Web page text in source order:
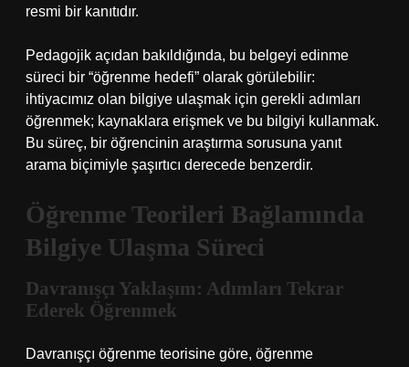
resmi bir kanıtıdır.
Pedagojik açıdan bakıldığında, bu belgeyi edinme
süreci bir “öğrenme hedefi” olarak görülebilir:
ihtiyacımız olan bilgiye ulaşmak için gerekli adımları
öğrenmek; kaynaklara erişmek ve bu bilgiyi kullanmak.
Bu süreç, bir öğrencinin araştırma sorusuna yanıt
arama biçimiyle şaşırtıcı derecede benzerdir.
Öğrenme Teorileri Bağlamında
Bilgiye Ulaşma Süreci
Davranışçı Yaklaşım: Adımları Tekrar
Ederek Öğrenmek
Davranışçı öğrenme teorisine göre, öğrenme